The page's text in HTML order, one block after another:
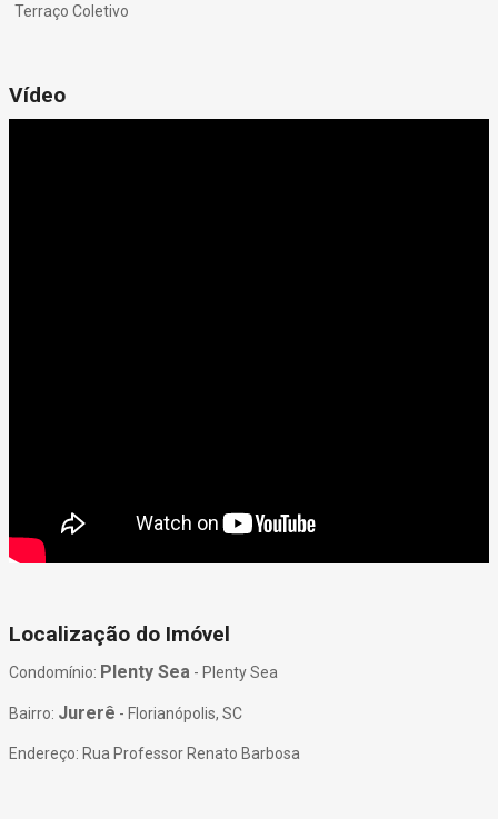
Terraço Coletivo
Vídeo
Localização do Imóvel
Condomínio: Plenty Sea - Plenty Sea
Bairro: Jurerê - Florianópolis, SC
Endereço: Rua Professor Renato Barbosa